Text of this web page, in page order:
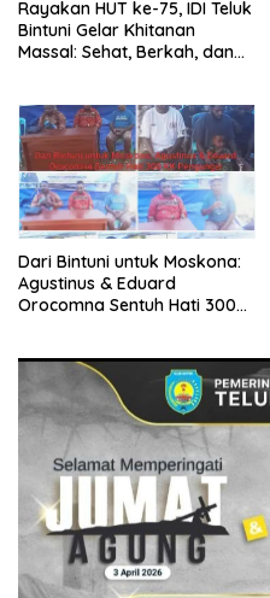
Rayakan HUT ke-75, IDI Teluk
Bintuni Gelar Khitanan
Massal: Sehat, Berkah, dan
Dari Bintuni untuk Moskona:
Agustinus & Eduard
Orocomna Sentuh Hati 300